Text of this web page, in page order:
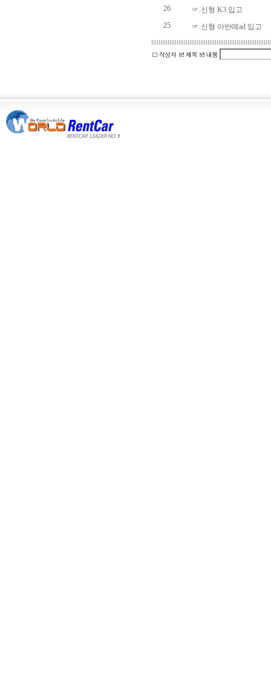
26
☞.신형 K3 입고
25
☞.신형 아반떼ad 입고